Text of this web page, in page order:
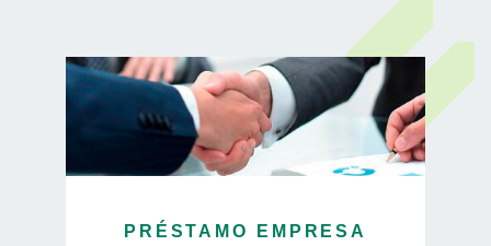
PRÉSTAMO EMPRESA